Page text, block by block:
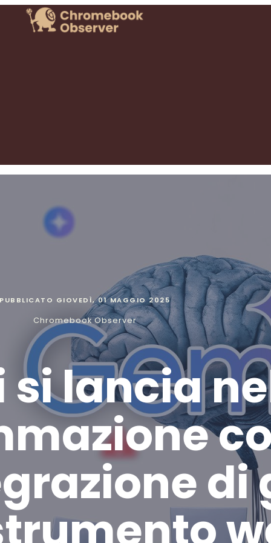
PUBBLICATO GIOVEDÌ, 01 MAGGIO 2025
Chromebook Observer
si lancia
di